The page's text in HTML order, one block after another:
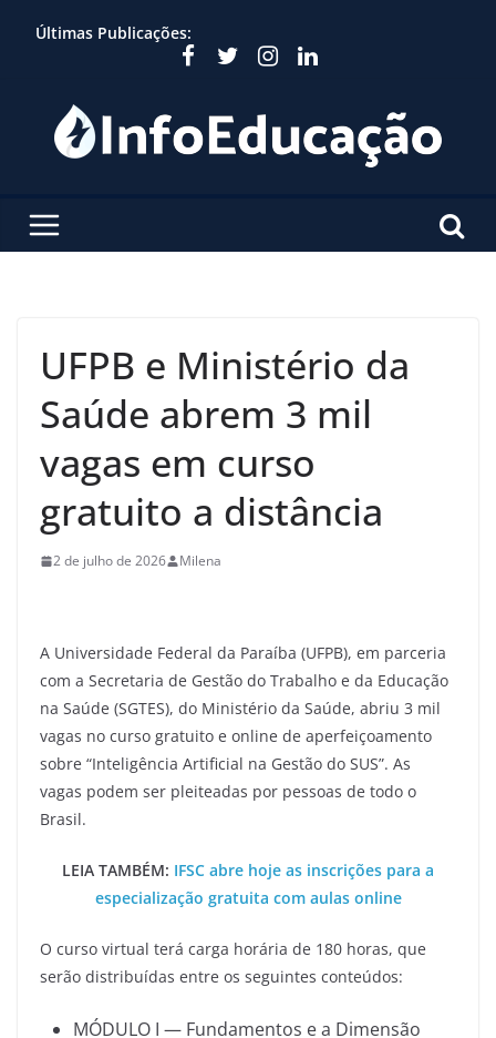
Últimas Publicações:
UFPB e Ministério da
Saúde abrem 3 mil
vagas em curso
gratuito a distância
2 de julho de 2026 Milena
A Universidade Federal da Paraíba (UFPB), em parceria
com a Secretaria de Gestão do Trabalho e da Educação
na Saúde (SGTES), do Ministério da Saúde, abriu 3 mil
vagas no curso gratuito e online de aperfeiçoamento
sobre “Inteligência Artificial na Gestão do SUS”. As
vagas podem ser pleiteadas por pessoas de todo o
Brasil.
LEIA TAMBÉM: IFSC abre hoje as inscrições para a
especialização gratuita com aulas online
O curso virtual terá carga horária de 180 horas, que
serão distribuídas entre os seguintes conteúdos:
MÓDULO I — Fundamentos e a Dimensão